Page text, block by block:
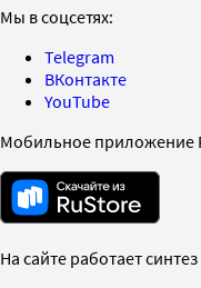
Мы в соцсетях:
Telegram
ВКонтакте
YouTube
Мобильное приложение
На сайте работает